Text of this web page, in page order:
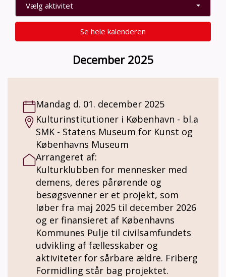
Vælg aktivitet
Se hele kalenderen
December 2025
Mandag d. 01. december 2025
Kulturinstitutioner i København - bl.a
SMK - Statens Museum for Kunst og
Københavns Museum
Arrangeret af:
Kulturklubben for mennesker med
demens, deres pårørende og
besøgsvenner er et projekt, som
løber fra maj 2025 til december 2026
og er finansieret af Københavns
Kommunes Pulje til civilsamfundets
udvikling af fællesskaber og
aktiviteter for sårbare ældre. Friberg
Formidling står bag projektet.